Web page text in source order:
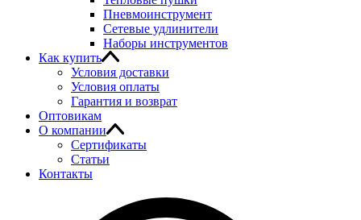
Пневмоинструмент
Сетевые удлинители
Наборы инструментов
Как купить
Условия доставки
Условия оплаты
Гарантия и возврат
Оптовикам
О компании
Сертификаты
Статьи
Контакты